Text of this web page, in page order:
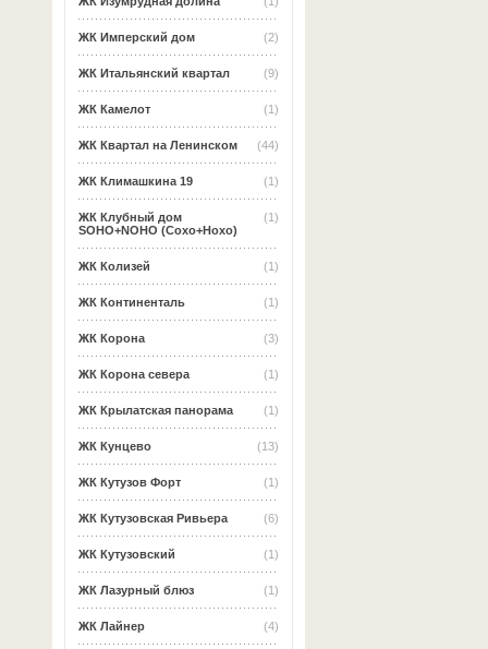
(2)
ЖК Имперский дом
(9)
ЖК Итальянский квартал
(1)
ЖК Камелот
(44)
ЖК Квартал на Ленинском
(1)
ЖК Климашкина 19
(1)
ЖК Клубный дом
SOHO+NOHO (Сохо+Нохо)
(1)
ЖК Колизей
(1)
ЖК Континенталь
(3)
ЖК Корона
(1)
ЖК Корона севера
(1)
ЖК Крылатская панорама
(13)
ЖК Кунцево
(1)
ЖК Кутузов Форт
(6)
ЖК Кутузовская Ривьера
(1)
ЖК Кутузовский
(1)
ЖК Лазурный блюз
(4)
ЖК Лайнер